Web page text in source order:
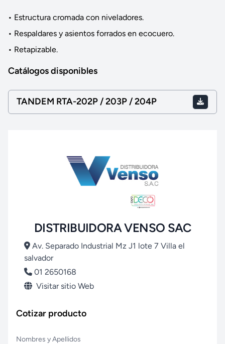
• Estructura cromada con niveladores.
• Respaldares y asientos forrados en ecocuero.
• Retapizable.
Catálogos disponibles
TANDEM RTA-202P / 203P / 204P
DISTRIBUIDORA VENSO SAC
Av. Separado Industrial Mz J1 lote 7 Villa el
salvador
01 2650168
Visitar sitio Web
Cotizar producto
Nombres y Apellidos